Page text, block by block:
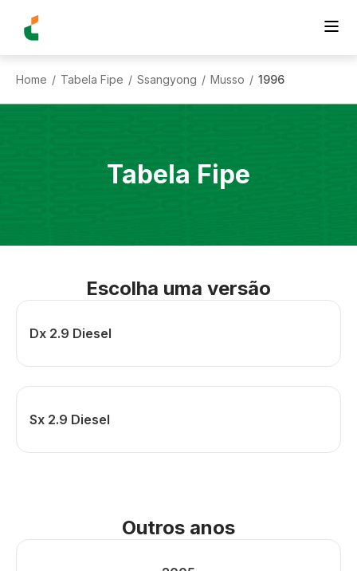
Home / Tabela Fipe / Ssangyong / Musso / 1996
Tabela Fipe
Escolha uma versão
Dx 2.9 Diesel
Sx 2.9 Diesel
Outros anos